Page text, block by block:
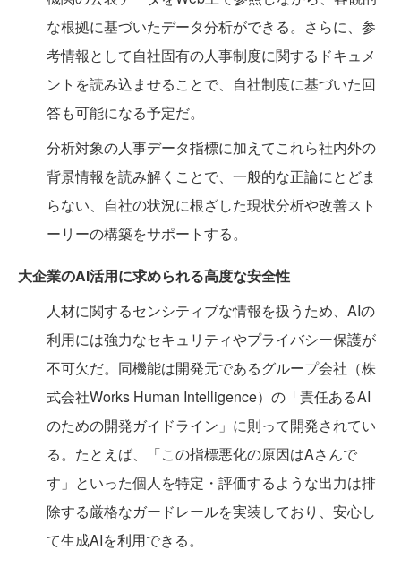
な根拠に基づいたデータ分析ができる。さらに、参
考情報として自社固有の人事制度に関するドキュメ
ントを読み込ませることで、自社制度に基づいた回
答も可能になる予定だ。
分析対象の人事データ指標に加えてこれら社内外の
背景情報を読み解くことで、一般的な正論にとどま
らない、自社の状況に根ざした現状分析や改善スト
ーリーの構築をサポートする。
大企業のAI活用に求められる高度な安全性
人材に関するセンシティブな情報を扱うため、AIの
利用には強力なセキュリティやプライバシー保護が
不可欠だ。同機能は開発元であるグループ会社（株
式会社Works Human Intelligence）の「責任あるAI
のための開発ガイドライン」に則って開発されてい
る。たとえば、「この指標悪化の原因はAさんで
す」といった個人を特定・評価するような出力は排
除する厳格なガードレールを実装しており、安心し
て生成AIを利用できる。